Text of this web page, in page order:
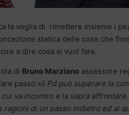
la voglia di rimettere insieme i
statica delle cose che
a dire cosa si vuol fare.
di Bruno Marziano assessore
passo:«il Pd può superare la
va incontro e la saprà
ragioni di un passo indietro ed al